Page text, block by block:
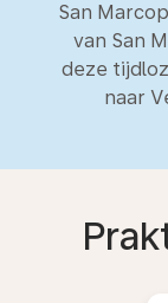
San
van San
deze
naar